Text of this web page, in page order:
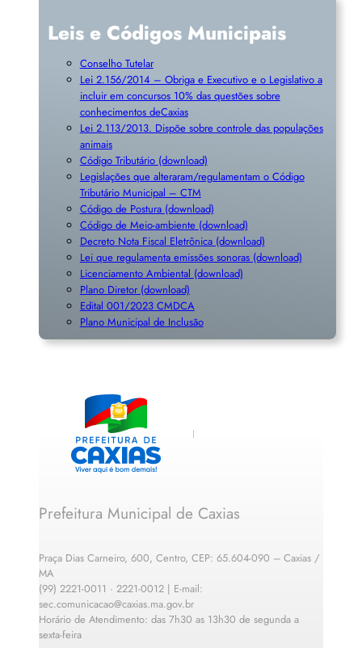
Leis e Códigos Municipais
Conselho Tutelar
Lei 2.156/2014 – Obriga e Executivo e o Legislativo a
incluir em concursos 10% das questões sobre
conhecimentos deCaxias
Lei 2.113/2013. Dispõe sobre controle das populações
animais
Código Tributário (download)
Legislações que alteraram/regulamentam o Código
Tributário Municipal – CTM
Código de Postura (download)
Código de Meio-ambiente (download)
Decreto Nota Fiscal Eletrônica (download)
Lei que regulamenta emissões sonoras (download)
Licenciamento Ambiental (download)
Plano Diretor (download)
Edital 001/2023 CMDCA
Plano Municipal de Inclusão
Prefeitura Municipal de Caxias
Praça Dias Carneiro, 600, Centro, CEP: 65.604-090 – Caxias /
MA
(99) 2221-0011 · 2221-0012 | E-mail:
sec.comunicacao@caxias.ma.gov.br
Horário de Atendimento: das 7h30 as 13h30 de segunda a
sexta-feira